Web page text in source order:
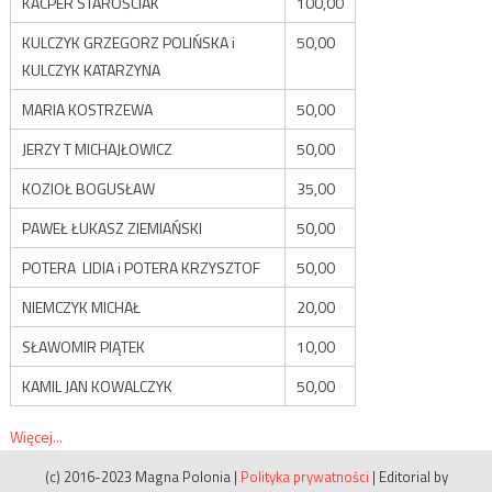
KULCZYK GRZEGORZ POLIŃSKA i
KULCZYK KATARZYNA
50,00
MARIA KOSTRZEWA
50,00
JERZY T MICHAJŁOWICZ
50,00
KOZIOŁ BOGUSŁAW
35,00
PAWEŁ ŁUKASZ ZIEMIAŃSKI
50,00
POTERA LIDIA i POTERA KRZYSZTOF
50,00
NIEMCZYK MICHAŁ
20,00
SŁAWOMIR PIĄTEK
10,00
KAMIL JAN KOWALCZYK
50,00
Więcej...
(c) 2016-2023 Magna Polonia | Polityka prywatności | Editorial by